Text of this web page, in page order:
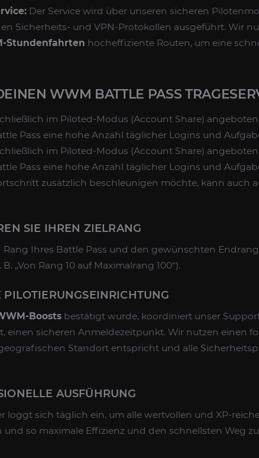
Der Service wird über unseren sicheren
Sicherheits- und VPN-Protokollen ausgeführt. Wir
Stundenfahrten hocheffiziente Routen, um eine
WWM BATTLE PASS
im Piloted-Modus (Account Share)
Pass eine hohe Anzahl täglicher Logins und
im Piloted-Modus (Account Share)
Pass eine hohe Anzahl täglicher Logins und
zusätzlich beschleunigen möchte, kann auch
SIE IHREN ZIELRANG
Rang Ihres Battle Pass und den gewünschten
„Von Rang 10 auf Maximalrang 100“).
PILOTIERUNGSEINRICHTUNG
Boosts bestätigt wurde, koordiniert unser
einen sicheren Anmeldezeitpunkt. Wir nutzen einen
Standort entspricht und alle
AUSFÜHRUNG
loggt sich täglich ein, um alle wertvollen und XP-
und so maximale Effizienz und den schnellsten Weg